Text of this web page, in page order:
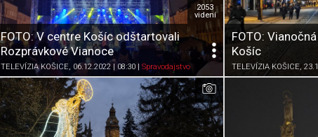
Pozrieť neskôr
K obľúbeným
Zdieľať
FOTO: V centre Košíc odštartovali
Rozprávkové Vianoce
TELEVÍZIA KOŠICE, 06.12.2022 | 08:30 | Spravodajstvo Zdieľať
2053
videní
FOTO:
Košíc
TELEVÍZIA KOŠICE,